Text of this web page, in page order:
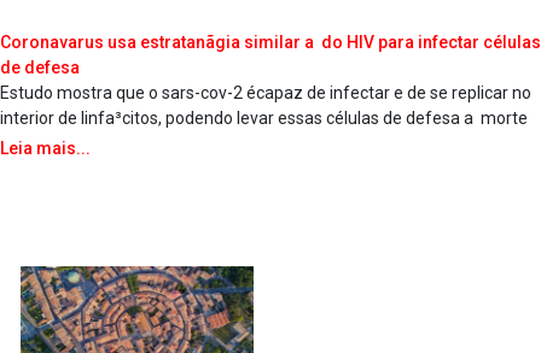
Coronava­rus usa estratanãgia similar a do HIV para infectar células
de defesa
Estudo mostra que o sars-cov-2 écapaz de infectar e de se replicar no
interior de linfa³citos, podendo levar essas células de defesa a morte
Leia mais...